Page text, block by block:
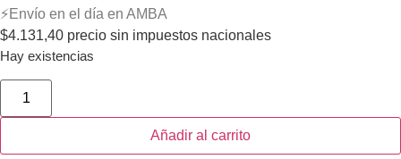
⚡Envío en el día en AMBA
$4.131,40 precio sin impuestos nacionales
Hay existencias
Añadir al carrito